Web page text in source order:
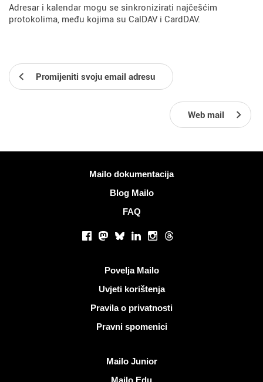
Adresar i kalendar mogu se sinkronizirati najčešćim
protokolima, među kojima su CalDAV i CardDAV.
Promijeniti svoju email adresu
Web mail
Mailo dokumentacija
Blog Mailo
FAQ
Facebook
Mastodon
BlueskyLinkedInInstagram
Threads
Povelja Mailo
Uvjeti korištenja
Pravila o privatnosti
Pravni spomenici
Mailo Junior
Mailo Edu